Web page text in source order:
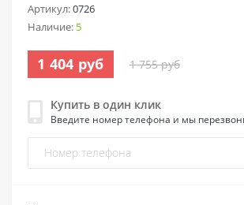
Артикул:0726
Наличие: 5
1 404 руб 1 755 руб
Купить в один клик
Введите номер телефона и мы